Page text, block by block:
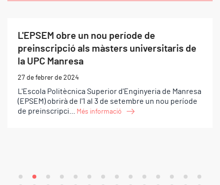
L'EPSEM obre un nou període de
preinscripció als màsters universitaris de
la UPC Manresa
27 de febrer de 2024
L'Escola Politècnica Superior d'Enginyeria de Manresa
(EPSEM) obrirà de l'1 al 3 de setembre un nou període
de preinscripci...
Més informació